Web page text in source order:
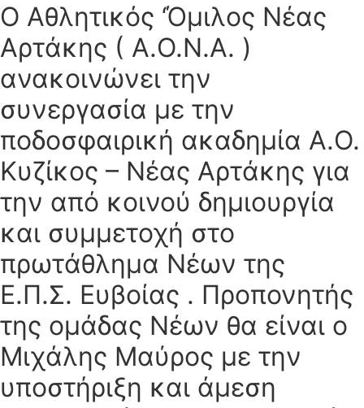
Ο Αθλητικός ‘Όμιλος Νέας
Αρτάκης ( Α.Ο.Ν.Α. )
ανακοινώνει την
συνεργασία με την
ποδοσφαιρική ακαδημία Α.Ο.
Κυζίκος – Νέας Αρτάκης για
την από κοινού δημιουργία
και συμμετοχή στο
πρωτάθλημα Νέων της
Ε.Π.Σ. Ευβοίας . Προπονητής
της ομάδας Νέων θα είναι ο
Μιχάλης Μαύρος με την
υποστήριξη και άμεση